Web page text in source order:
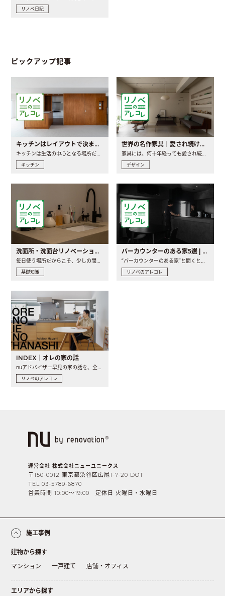
リノベ日記
ピックアップ記事
キッチンはレイアウトで決まる。後悔しないための考え方と選び方
キッチンは生活の中心となる場所だからこそ、家の中のどこに置..
キッチン
世界の名作家具｜愛され続ける理由と一生モノとの出会い方
家具には、何十年経っても愛され続ける「名作」と呼ばれるもの..
デザイン
洗面所・洗面台リノベーションの事例と間取りアイデア
基礎知識
バーカウンターのある家5選 | 日常に馴染む“距離の近い”キッチンとは
リノベのアレコレ
INDEX｜オレの家の話
nuアドバイザー早見の家の話を、全4話でお届け。リノベーションを..
リノベのアレコレ
運営会社 株式会社ニューユニークス
〒150-0012 東京都渋谷区広尾1-7-20 DOT
TEL 03-5789-6870
営業時間 10:00〜19:00 定休日 火曜日・水曜日
施工事例
建物から探す
マンション
一戸建て 店舗・オフィス
エリアから探す